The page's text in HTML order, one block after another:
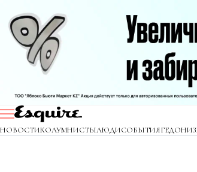
НОВОСТИКОЛУМНИСТЫЛЮДИСОБЫТИЯ